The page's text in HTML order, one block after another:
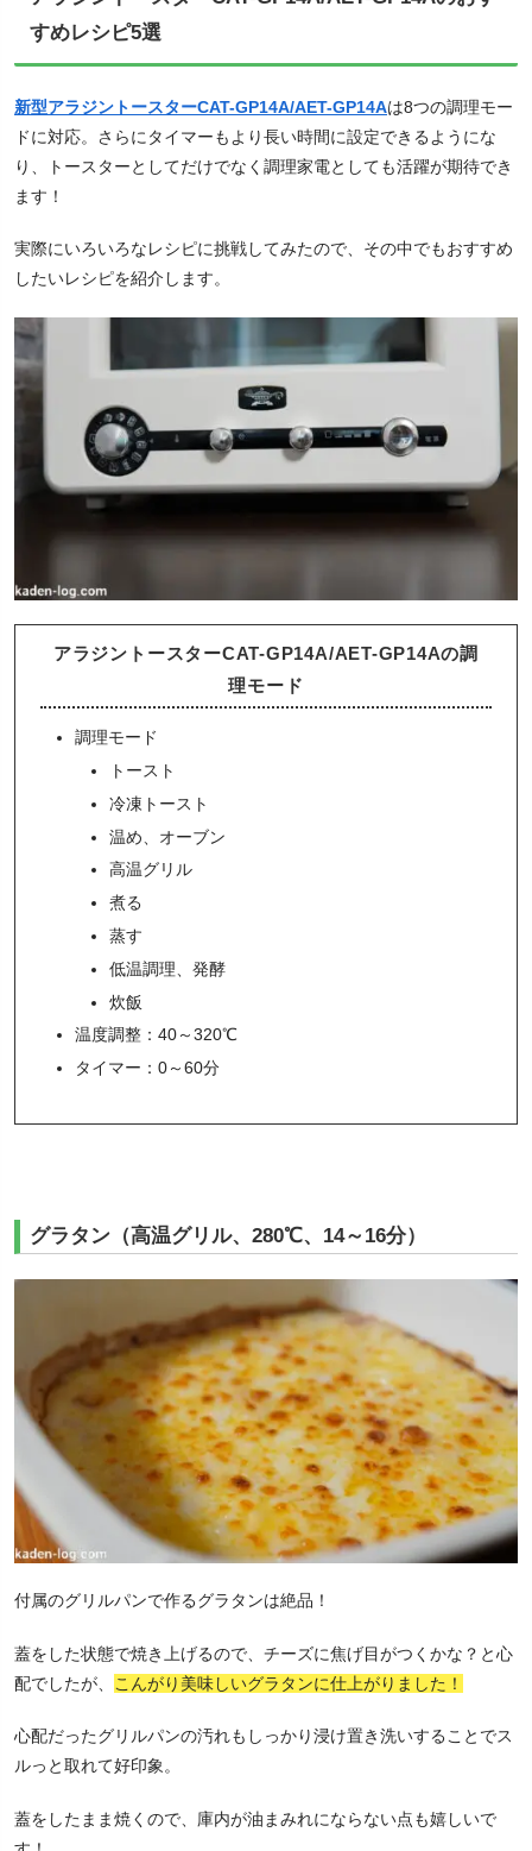
すめレシピ5選
新型アラジントースターCAT-GP14A/AET-GP14Aは8つの調理モー
ドに対応。さらにタイマーもより長い時間に設定できるようにな
り、トースターとしてだけでなく調理家電としても活躍が期待でき
ます！
実際にいろいろなレシピに挑戦してみたので、その中でもおすすめ
したいレシピを紹介します。
アラジントースターCAT-GP14A/AET-GP14Aの調
理モード
調理モード
トースト
冷凍トースト
温め、オーブン
高温グリル
煮る
蒸す
低温調理、発酵
炊飯
温度調整：40～320℃
タイマー：0～60分
グラタン（高温グリル、280℃、14～16分）
付属のグリルパンで作るグラタンは絶品！
蓋をした状態で焼き上げるので、チーズに焦げ目がつくかな？と心
配でしたが、
こんがり美味しいグラタンに仕上がりました！
心配だったグリルパンの汚れもしっかり浸け置き洗いすることでス
ルっと取れて好印象。
蓋をしたまま焼くので、庫内が油まみれにならない点も嬉しいで